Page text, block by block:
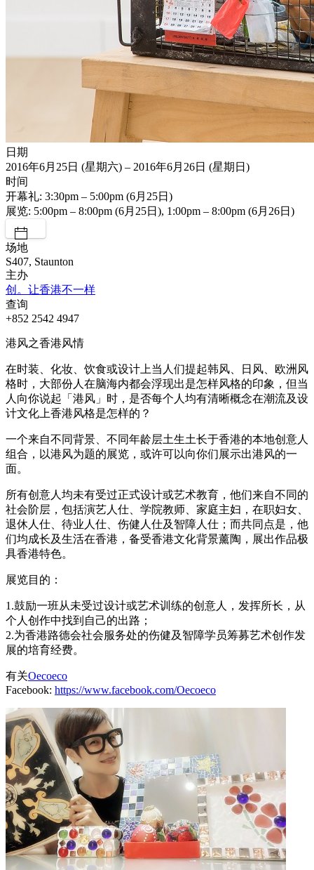
日期
2016年6月25日 (星期六) – 2016年6月26日 (星期日)
时间
开幕礼: 3:30pm – 5:00pm (6月25日)
展览: 5:00pm – 8:00pm (6月25日), 1:00pm – 8:00pm (6月26日)
场地
S407, Staunton
主办
创。让香港不一样
查询
+852 2542 4947
港风之香港风情
在时装、化妆、饮食或设计上当人们提起韩风、日风、欧洲风
格时，大部份人在脑海内都会浮现出是怎样风格的印象，但当
人向你说起「港风」时，是否每个人均有清晰概念在潮流及设
计文化上香港风格是怎样的？
一个来自不同背景、不同年龄层土生土长于香港的本地创意人
组合，以港风为题的展​​览，或许可以向你们展示出港风的一
面。
所有创意人均未有受过正式设计或艺术教育，他们来自不同的
社会阶层，包括演艺人仕、学院教师、家庭主妇，在职妇女、
退休人仕、待业人仕、伤健人仕及智障人仕；而共同点是，他
们均成长及生活在香港，备受香港文化背景薰陶，展出作品极
具香港特色。
展览目的：
1.鼓励一班从未受过设计或艺术训练的创意人，发挥所长，从
个人创作中找到自己的出路；
2.为香港路德会社会服务处的伤健及智障学员筹募艺术创作发
展的培育经费。
有关Oecoeco
Facebook: https://www.facebook.com/Oecoeco